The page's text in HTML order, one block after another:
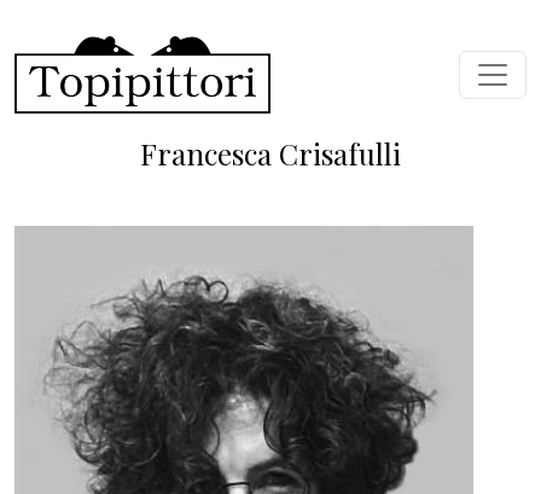
Francesca Crisafulli